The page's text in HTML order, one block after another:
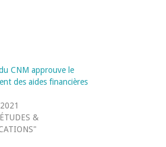
CNM approuve le
des aides financières
&